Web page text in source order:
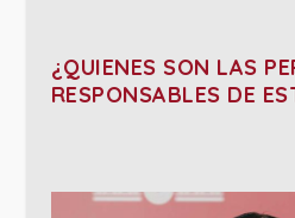
¿QUIENES SON LAS
RESPONSABLES DE